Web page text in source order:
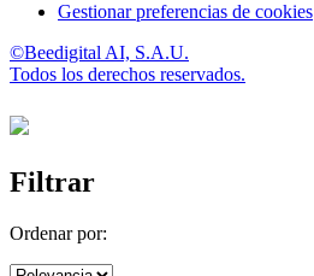
Gestionar preferencias de cookies
©Beedigital AI, S.A.U.
Todos los derechos reservados.
Filtrar
Ordenar por: